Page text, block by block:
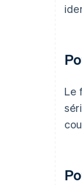
Le